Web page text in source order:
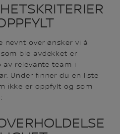
nevnt over ønsker vi å
ble avdekket er
av relevante team i
Under finner du en liste
ikke er oppfylt og som